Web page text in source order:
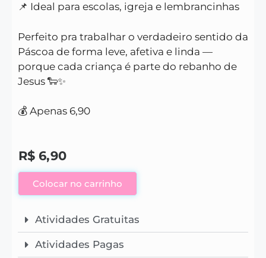
📌 Ideal para escolas, igreja e lembrancinhas
Perfeito pra trabalhar o verdadeiro sentido da
Páscoa de forma leve, afetiva e linda —
porque cada criança é parte do rebanho de
Jesus 🐑✨
💰 Apenas 6,90
R$ 6,90
Colocar no carrinho
Atividades Gratuitas
Atividades Pagas